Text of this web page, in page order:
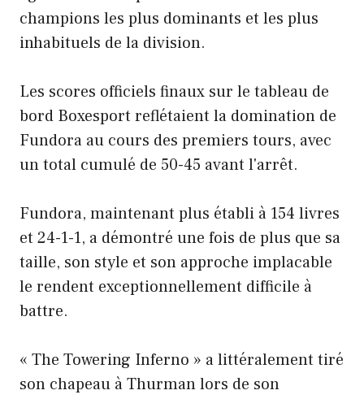
champions les plus dominants et les plus
inhabituels de la division.
Les scores officiels finaux sur le tableau de
bord Boxesport reflétaient la domination de
Fundora au cours des premiers tours, avec
un total cumulé de 50-45 avant l'arrêt.
Fundora, maintenant plus établi à 154 livres
et 24-1-1, a démontré une fois de plus que sa
taille, son style et son approche implacable
le rendent exceptionnellement difficile à
battre.
« The Towering Inferno » a littéralement tiré
son chapeau à Thurman lors de son